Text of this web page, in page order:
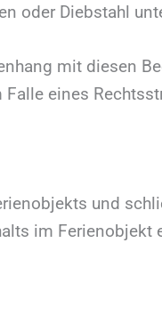
oder Diebstahl
mit diesen
eines
und
im Ferienobjekt